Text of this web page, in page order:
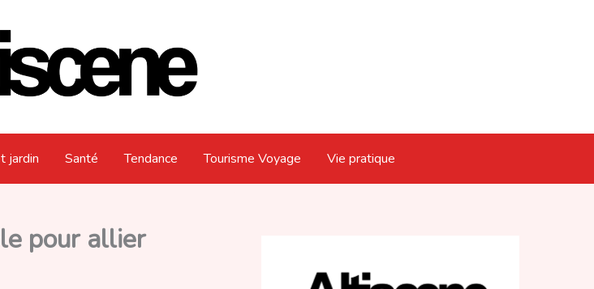
jardin Santé Tendance Tourisme Voyage Vie pratique
pour allier